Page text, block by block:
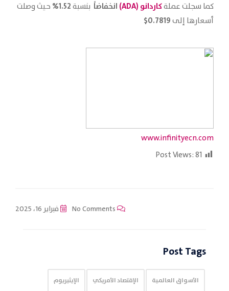
كما سجلت عملةكاردانو (ADA) انخفاضاً بنسبة1.52%
حيث وصلت
أسعارها إلى
www.infinityecn.com
Post Views:81
فبراير 16، 2025
Post Tags
الأسواق العالمية الإقتصاد الأمريكي الإيثيريوم